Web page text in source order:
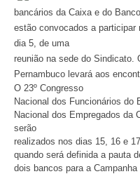
bancários da Caixa e do
estão convocados a participar
dia 5, de uma
reunião na sede do Sindicato.
Pernambuco levará aos
O 23º Congresso
Nacional dos Funcionários do
Nacional dos Empregados da
serão
realizados nos dias 15, 16 e
quando será definida a pauta
dois bancos para a Campanha